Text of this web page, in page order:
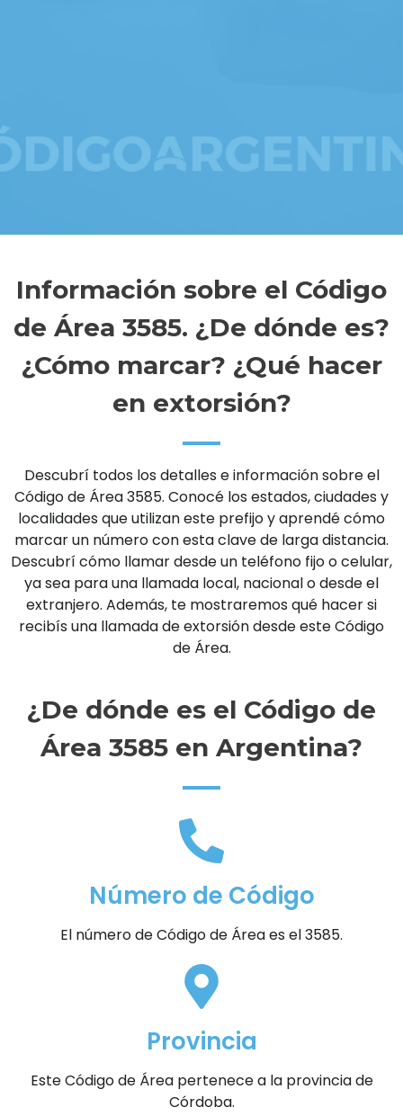
Información sobre el Código
de Área 3585. ¿De dónde es?
¿Cómo marcar? ¿Qué hacer
en extorsión?
Descubrí todos los detalles e información sobre el
Código de Área 3585. Conocé los estados, ciudades y
localidades que utilizan este prefijo y aprendé cómo
marcar un número con esta clave de larga distancia.
Descubrí cómo llamar desde un teléfono fijo o celular,
ya sea para una llamada local, nacional o desde el
extranjero. Además, te mostraremos qué hacer si
recibís una llamada de extorsión desde este Código
de Área.
¿De dónde es el Código de
Área 3585 en Argentina?
Número de Código
El número de Código de Área es el 3585.
Provincia
Este Código de Área pertenece a la provincia de
Córdoba.